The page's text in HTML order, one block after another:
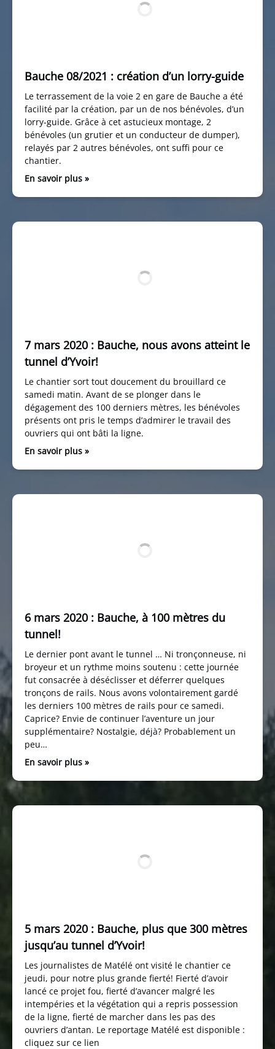
Bauche 08/2021 : création d’un lorry-guide
Le terrassement de la voie 2 en gare de Bauche a été
facilité par la création, par un de nos bénévoles, d’un
lorry-guide. Grâce à cet astucieux montage, 2
bénévoles (un grutier et un conducteur de dumper),
relayés par 2 autres bénévoles, ont suffi pour ce
chantier.
En savoir plus »
7 mars 2020 : Bauche, nous avons atteint le
tunnel d’Yvoir!
Le chantier sort tout doucement du brouillard ce
samedi matin. Avant de se plonger dans le
dégagement des 100 derniers mètres, les bénévoles
présents ont pris le temps d’admirer le travail des
ouvriers qui ont bâti la ligne.
En savoir plus »
6 mars 2020 : Bauche, à 100 mètres du
tunnel!
Le dernier pont avant le tunnel … Ni tronçonneuse, ni
broyeur et un rythme moins soutenu : cette journée
fut consacrée à déséclisser et déferrer quelques
tronçons de rails. Nous avons volontairement gardé
les derniers 100 mètres de rails pour ce samedi.
Caprice? Envie de continuer l’aventure un jour
supplémentaire? Nostalgie, déjà? Probablement un
peu…
En savoir plus »
5 mars 2020 : Bauche, plus que 300 mètres
jusqu’au tunnel d’Yvoir!
Les journalistes de Matélé ont visité le chantier ce
jeudi, pour notre plus grande fierté! Fierté d’avoir
lancé ce projet fou, fierté d’avancer malgré les
intempéries et la végétation qui a repris possession
de la ligne, fierté de marcher dans les pas des
ouvriers d’antan. Le reportage Matélé est disponible :
cliquez sur ce lien